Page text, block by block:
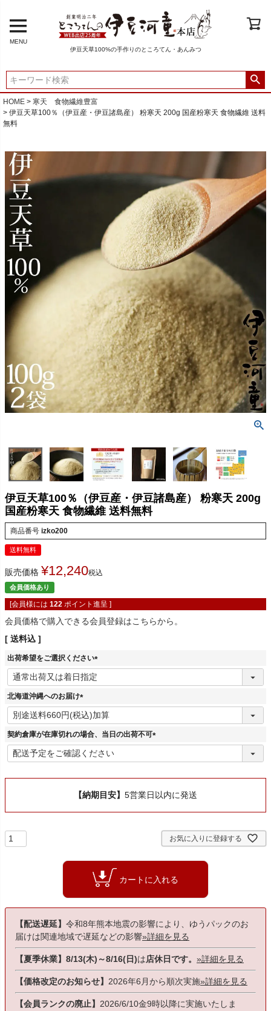
MENU
伊豆天草100%の手作りのところてん・あんみつ
HOME
寒天 食物繊維豊富
伊豆天草100％（伊豆産・伊豆諸島産） 粉寒天 200g 国産粉寒天 食物繊維 送料
無料
伊豆天草100％（伊豆産・伊豆諸島産） 粉寒天 200g
国産粉寒天 食物繊維 送料無料
商品番号 izko200
送料無料
販売価格 ¥12,240税込
会員価格あり
[会員様には 122 ポイント進呈 ]
会員価格で購入できる会員登録はこちらから。
送料込
出荷希望をご選択ください
(
必
北海道沖縄へのお届け
(
必
須
契約倉庫が在庫切れの場合、当日の出荷不可
(
)
【納期目安】 5営業日以内に発送
お気に入りに登録する
カートに入れる
【配送遅延】 令和8年熊本地震の影響により、ゆうパックのお
届けは関連地域で遅延などの影響»詳細を見る
【夏季休業】8/13(木)～8/16(日)は店休日です。 »詳細を見る
【価格改定のお知らせ】 2026年6月から順次実施»詳細を見る
【会員ランクの廃止】 2026/6/10金9時以降に実施いたしま